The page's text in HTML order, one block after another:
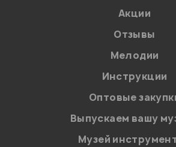
на обработку
Политикой в
персональных данных.
Введите проверочное число:
Акции
Отзывы
Мелодии
Инструкции
Оптовые
Выпускаем вашу
Музей